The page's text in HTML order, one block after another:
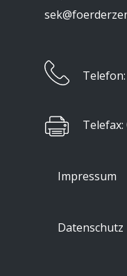
​Telefax:
Impressum
Datenschutz